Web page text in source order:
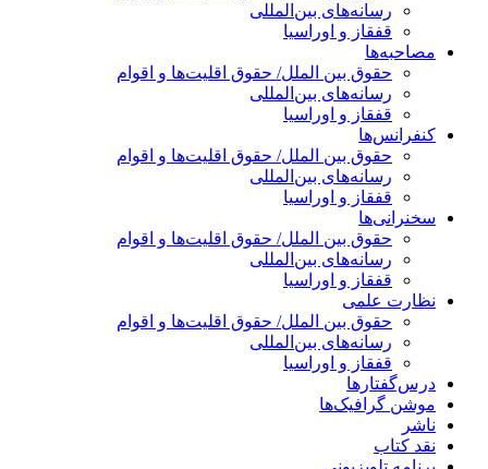
رسانه‌های بین‌المللی
قفقاز و اوراسیا
مصاحبه‌ها
حقوق بین الملل/ حقوق اقلیت‌ها و اقوام
رسانه‌های بین‌المللی
قفقاز و اوراسیا
کنفرانس‌ها
حقوق بین الملل/ حقوق اقلیت‌ها و اقوام
رسانه‌های بین‌المللی
قفقاز و اوراسیا
سخنرانی‌ها
حقوق بین الملل/ حقوق اقلیت‌ها و اقوام
رسانه‌های بین‌المللی
قفقاز و اوراسیا
نظارت علمی
حقوق بین الملل/ حقوق اقلیت‌ها و اقوام
رسانه‌های بین‌المللی
قفقاز و اوراسیا
درس‌گفتارها
موشن گرافیک‌ها
ناشر
نقد کتاب